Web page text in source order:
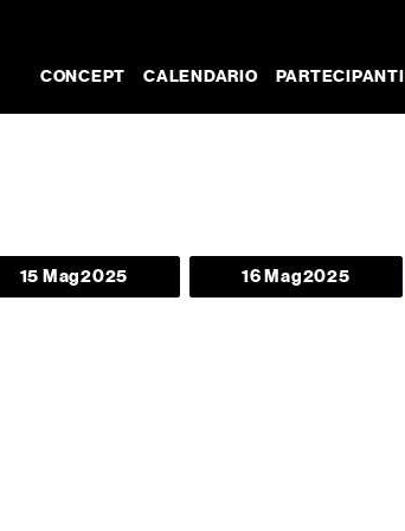
CONCEPT CALENDARIO PARTECIPANTI
15 Mag2025 16 Mag2025